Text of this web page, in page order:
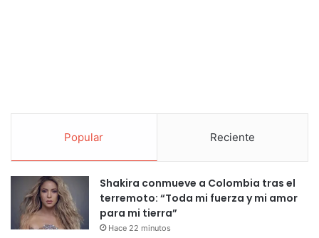
Popular Reciente
Shakira conmueve a Colombia tras el
terremoto: “Toda mi fuerza y mi amor
para mi tierra”
Hace 22 minutos